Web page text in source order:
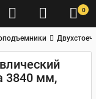
0
3840 мм,